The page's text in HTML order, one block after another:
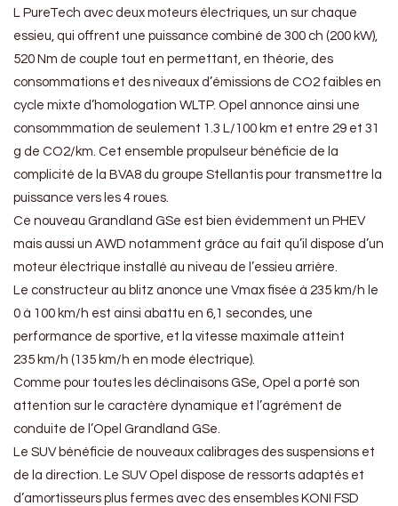
L PureTech avec deux moteurs électriques, un sur chaque
essieu, qui offrent une puissance combiné de 300 ch (200 kW),
520 Nm de couple tout en permettant, en théorie, des
consommations et des niveaux d’émissions de CO2 faibles en
cycle mixte d’homologation WLTP. Opel annonce ainsi une
consommmation de seulement 1.3 L/100 km et entre 29 et 31
g de CO2/km. Cet ensemble propulseur bénéficie de la
complicité de la BVA8 du groupe Stellantis pour transmettre la
puissance vers les 4 roues.
Ce nouveau Grandland GSe est bien évidemment un PHEV
mais aussi un AWD notamment grâce au fait qu’il dispose d’un
moteur électrique installé au niveau de l’essieu arrière.
Le constructeur au blitz anonce une Vmax fisée à 235 km/h le
0 à 100 km/h est ainsi abattu en 6,1 secondes, une
performance de sportive, et la vitesse maximale atteint
235 km/h (135 km/h en mode électrique).
Comme pour toutes les déclinaisons GSe, Opel a porté son
attention sur le caractère dynamique et l’agrément de
conduite de l’Opel Grandland GSe.
Le SUV bénéficie de nouveaux calibrages des suspensions et
de la direction. Le SUV Opel dispose de ressorts adaptés et
d’amortisseurs plus fermes avec des ensembles KONI FSD